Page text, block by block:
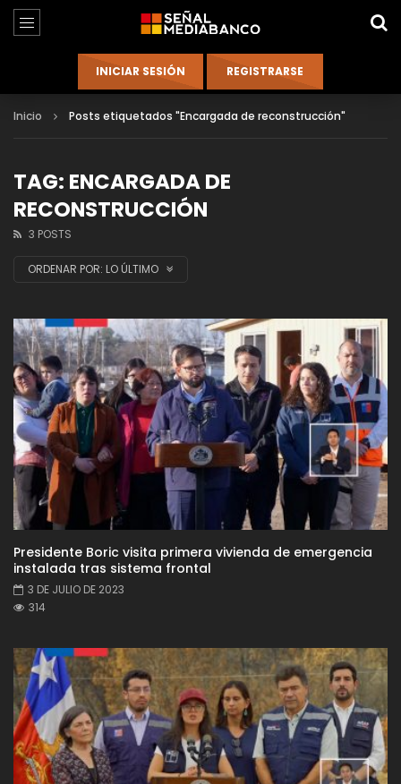
Inicio Posts etiquetados "Encargada de reconstrucción"
TAG: ENCARGADA DE
RECONSTRUCCIÓN
3 POSTS
ORDENAR POR: LO ÚLTIMO
Presidente Boric visita primera vivienda de emergencia
instalada tras sistema frontal
3 DE JULIO DE 2023
314